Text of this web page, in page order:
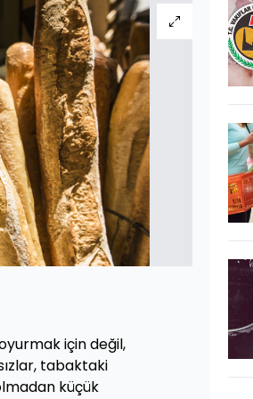
için değil,
tabaktaki
küçük